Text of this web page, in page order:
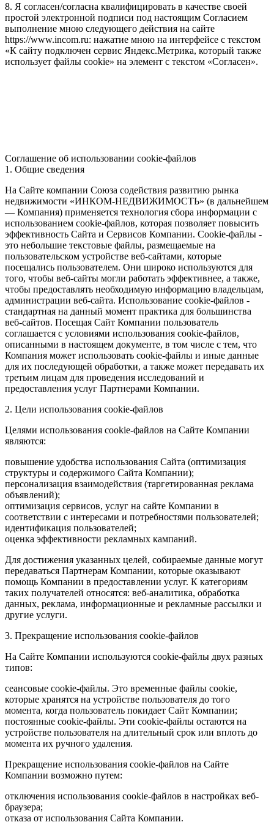
8. Я согласен/согласна квалифицировать в качестве своей
простой электронной подписи под настоящим Согласием
выполнение мною следующего действия на сайте
https://www.incom.ru: нажатие мною на интерфейсе с текстом
«К сайту подключен сервис Яндекс.Метрика, который также
использует файлы cookie» на элемент с текстом «Согласен».
Соглашение об использовании cookie-файлов
1. Общие сведения
На Сайте компании Союза содействия развитию рынка
недвижимости «ИНКОМ-НЕДВИЖИМОСТЬ» (в дальнейшем
— Компания) применяется технология сбора информации с
использованием cookie-файлов, которая позволяет повысить
эффективность Сайта и Сервисов Компании. Сookie-файлы -
это небольшие текстовые файлы, размещаемые на
пользовательском устройстве веб-сайтами, которые
посещались пользователем. Они широко используются для
того, чтобы веб-сайты могли работать эффективнее, а также,
чтобы предоставлять необходимую информацию владельцам,
администрации веб-сайта. Использование cookie-файлов -
стандартная на данный момент практика для большинства
веб-сайтов. Посещая Сайт Компании пользователь
соглашается с условиями использования cookie-файлов,
описанными в настоящем документе, в том числе с тем, что
Компания может использовать cookie-файлы и иные данные
для их последующей обработки, а также может передавать их
третьим лицам для проведения исследований и
предоставления услуг Партнерами Компании.
2. Цели использования cookie-файлов
Целями использования cookie-файлов на Сайте Компании
являются:
повышение удобства использования Сайта (оптимизация
структуры и содержимого Сайта Компании);
персонализация взаимодействия (таргетированная реклама
объявлений);
оптимизация сервисов, услуг на сайте Компании в
соответствии с интересами и потребностями пользователей;
идентификация пользователей;
оценка эффективности рекламных кампаний.
Для достижения указанных целей, собираемые данные могут
передаваться Партнерам Компании, которые оказывают
помощь Компании в предоставлении услуг. К категориям
таких получателей относятся: веб-аналитика, обработка
данных, реклама, информационные и рекламные рассылки и
другие услуги.
3. Прекращение использования cookie-файлов
На Сайте Компании используются cookie-файлы двух разных
типов:
сеансовые cookie-файлы. Это временные файлы cookie,
которые хранятся на устройстве пользователя до того
момента, когда пользователь покидает Сайт Компании;
постоянные cookie-файлы. Эти cookie-файлы остаются на
устройстве пользователя на длительный срок или вплоть до
момента их ручного удаления.
Прекращение использования cookie-файлов на Сайте
Компании возможно путем:
отключения использования cookie-файлов в настройках веб-
браузера;
отказа от использования Сайта Компании.